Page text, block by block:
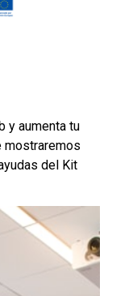
y aumenta tu
mostraremos
del Kit